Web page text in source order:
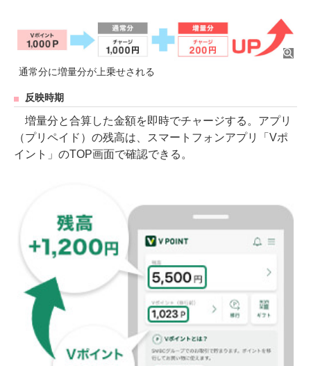
通常分に増量分が上乗せされる
反映時期
増量分と合算した金額を即時でチャージする。アプリ
（プリペイド）の残高は、スマートフォンアプリ「Vポ
イント」のTOP画面で確認できる。